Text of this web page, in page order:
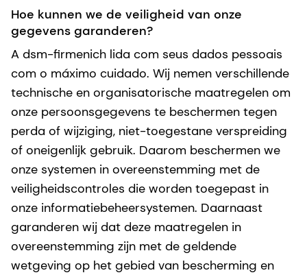
Hoe kunnen we de veiligheid van onze
gegevens garanderen?
A dsm-firmenich lida com seus dados pessoais
com o máximo cuidado. Wij nemen verschillende
technische en organisatorische maatregelen om
onze persoonsgegevens te beschermen tegen
perda of wijziging, niet-toegestane verspreiding
of oneigenlijk gebruik. Daarom beschermen we
onze systemen in overeenstemming met de
veiligheidscontroles die worden toegepast in
onze informatiebeheersystemen. Daarnaast
garanderen wij dat deze maatregelen in
overeenstemming zijn met de geldende
wetgeving op het gebied van bescherming en